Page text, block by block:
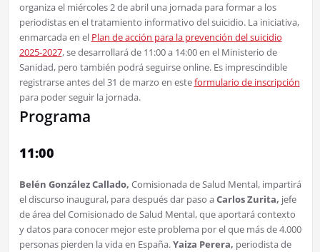
organiza el miércoles 2 de abril una jornada para formar a los
periodistas en el tratamiento informativo del suicidio. La iniciativa,
enmarcada en el Plan de acción para la prevención del suicidio
2025-2027, se desarrollará de 11:00 a 14:00 en el Ministerio de
Sanidad, pero también podrá seguirse online. Es imprescindible
registrarse antes del 31 de marzo en esteformulario de inscripción
para poder seguir la jornada.
Programa
11:00
Belén González Callado, Comisionada de Salud Mental, impartirá
el discurso inaugural, para después dar paso aCarlos Zurita, jefe
de área del Comisionado de Salud Mental, que aportará contexto
y datos para conocer mejor este problema por el que más de 4.000
personas pierden la vida en España.Yaiza Perera, periodista de